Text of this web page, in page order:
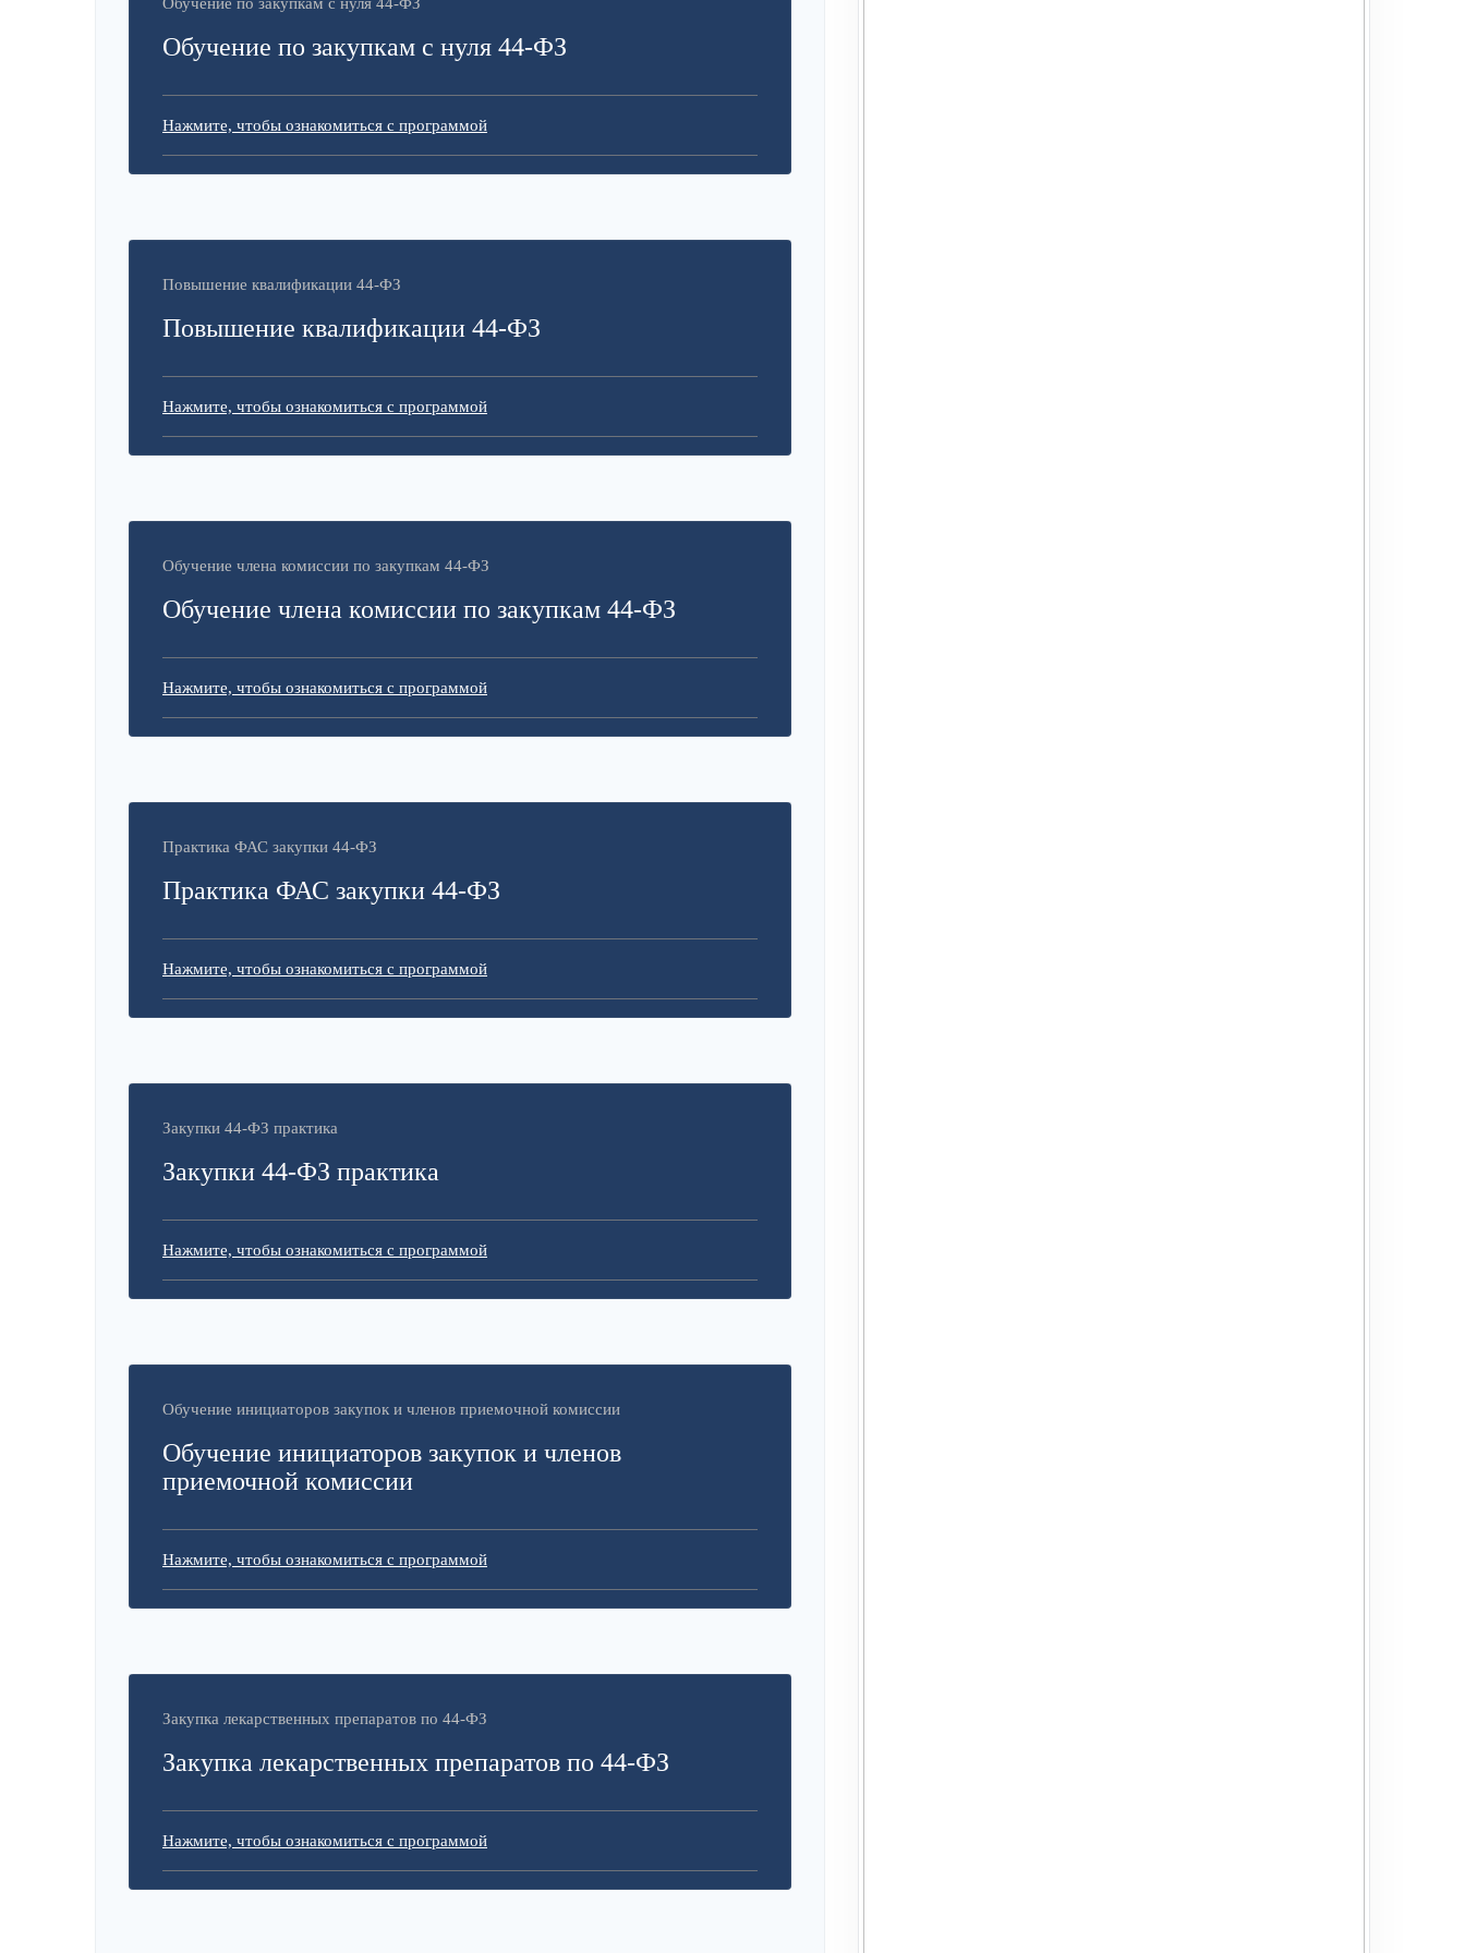
Обучение по закупкам с нуля 44-ФЗ
Нажмите, чтобы ознакомиться с программой
Повышение квалификации 44-ФЗ
Повышение квалификации 44-ФЗ
Нажмите, чтобы ознакомиться с программой
Обучение члена комиссии по закупкам 44-ФЗ
Обучение члена комиссии по закупкам 44-ФЗ
Нажмите, чтобы ознакомиться с программой
Практика ФАС закупки 44-ФЗ
Практика ФАС закупки 44-ФЗ
Нажмите, чтобы ознакомиться с программой
Закупки 44-ФЗ практика
Закупки 44-ФЗ практика
Нажмите, чтобы ознакомиться с программой
Обучение инициаторов закупок и членов приемочной комиссии
Обучение инициаторов закупок и членов
приемочной комиссии
Нажмите, чтобы ознакомиться с программой
Закупка лекарственных препаратов по 44-ФЗ
Закупка лекарственных препаратов по 44-ФЗ
Нажмите, чтобы ознакомиться с программой